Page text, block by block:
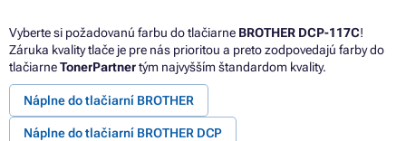
Vyberte si požadovanú farbu do tlačiarne BROTHER DCP-117C!
Záruka kvality tlače je pre nás prioritou a preto zodpovedajú farby do
tlačiarneTonerPartnertým najvyšším štandardom kvality.
Náplne do tlačiarní BROTHER
Náplne do tlačiarní BROTHER DCP